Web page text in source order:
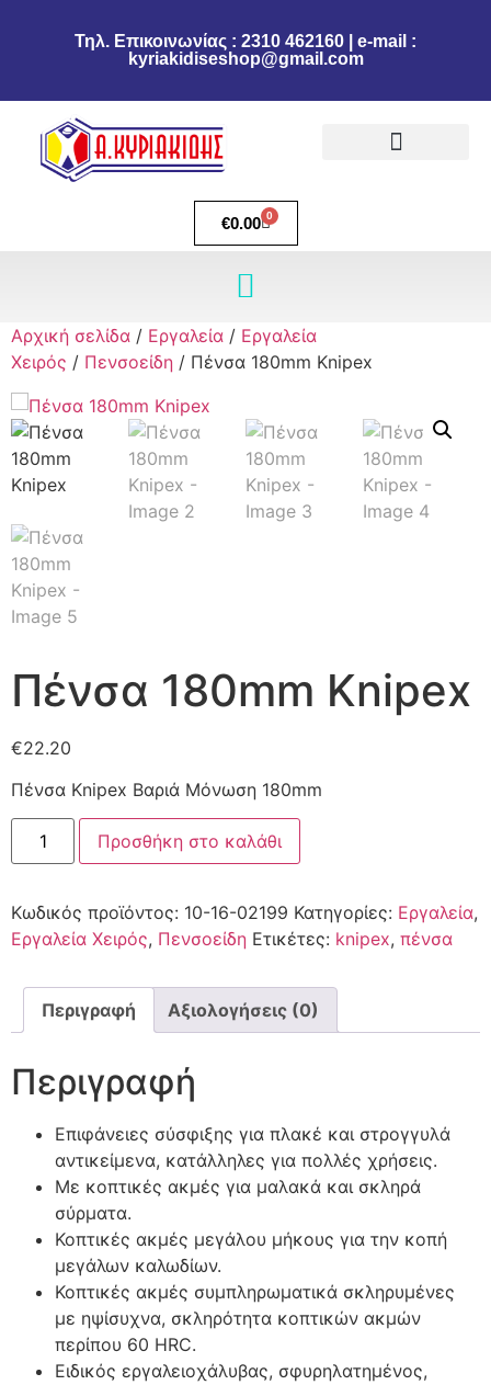
Τηλ. Επικοινωνίας : 2310 462160 | e-mail :
kyriakidiseshop@gmail.com
€0.00 0
Αρχική σελίδα / Εργαλεία / Εργαλεία
Χειρός / Πενσοείδη / Πένσα 180mm Knipex
Πένσα 180mm Knipex
€22.20
Πένσα Knipex Βαριά Μόνωση 180mm
Προσθήκη στο καλάθι
Κωδικός προϊόντος: 10-16-02199 Κατηγορίες: Εργαλεία,
Εργαλεία Χειρός, Πενσοείδη Ετικέτες: knipex, πένσα
Περιγραφή Αξιολογήσεις (0)
Περιγραφή
Επιφάνειες σύσφιξης για πλακέ και στρογγυλά
αντικείμενα, κατάλληλες για πολλές χρήσεις.
Με κοπτικές ακμές για μαλακά και σκληρά
σύρματα.
Κοπτικές ακμές μεγάλου μήκους για την κοπή
μεγάλων καλωδίων.
Κοπτικές ακμές συμπληρωματικά σκληρυμένες
με ηψίσυχνα, σκληρότητα κοπτικών ακμών
περίπου 60 HRC.
Ειδικός εργαλειοχάλυβας, σφυρηλατημένος,